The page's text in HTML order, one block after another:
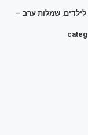
לילדים, שמלות ערב –